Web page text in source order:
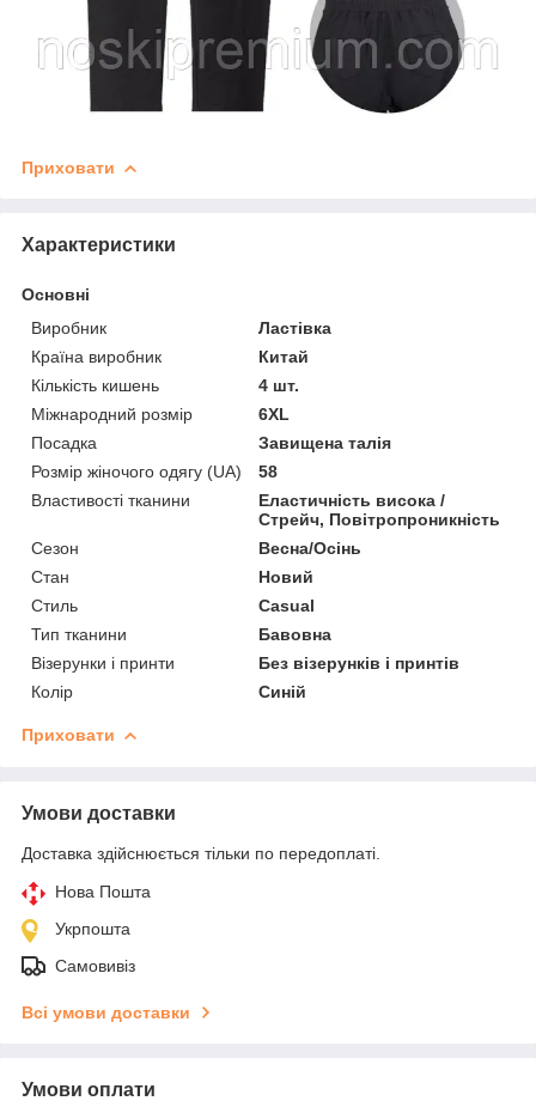
Приховати
Характеристики
Основні
Виробник
Ластівка
Країна виробник
Китай
Кількість кишень
4 шт.
Міжнародний розмір
6XL
Посадка
Завищена талія
Розмір жіночого одягу (UA)
58
Властивості тканини
Еластичність висока /
Стрейч, Повітропроникність
Сезон
Весна/Осінь
Стан
Новий
Стиль
Casual
Тип тканини
Бавовна
Візерунки і принти
Без візерунків і принтів
Колір
Синій
Приховати
Умови доставки
Доставка здійснюється тільки по передоплаті.
Нова Пошта
Укрпошта
Самовивіз
Всі умови доставки
Умови оплати